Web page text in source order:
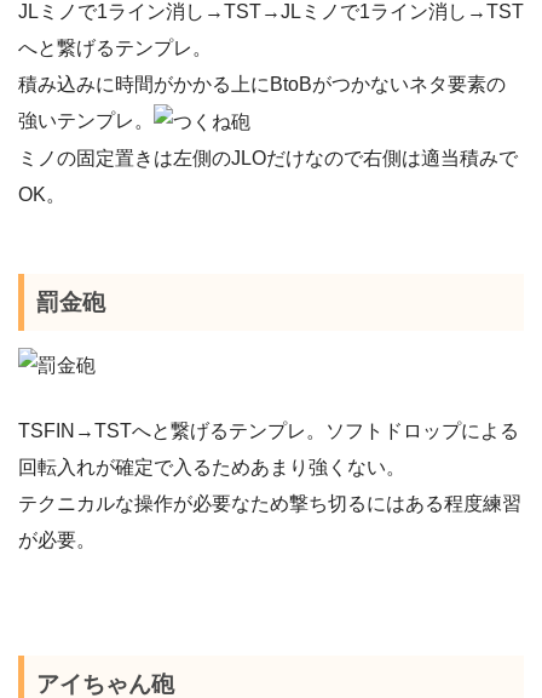
JLミノで1ライン消し→TST→JLミノで1ライン消し→TST
へと繋げるテンプレ。
積み込みに時間がかかる上にBtoBがつかないネタ要素の
強いテンプレ。
ミノの固定置きは左側のJLOだけなので右側は適当積みで
OK。
罰金砲
TSFIN→TSTへと繋げるテンプレ。ソフトドロップによる
回転入れが確定で入るためあまり強くない。
テクニカルな操作が必要なため撃ち切るにはある程度練習
が必要。
アイちゃん砲